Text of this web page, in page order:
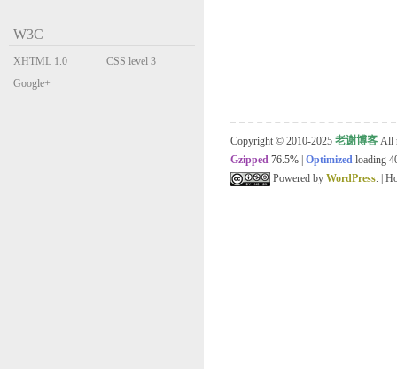
W3C
XHTML 1.0
Transitional
CSS level 3
Google+
Copyright © 2010-2025 老谢博客 All
Gzipped 76.5% Optimized loading
Powered by WordPress. |